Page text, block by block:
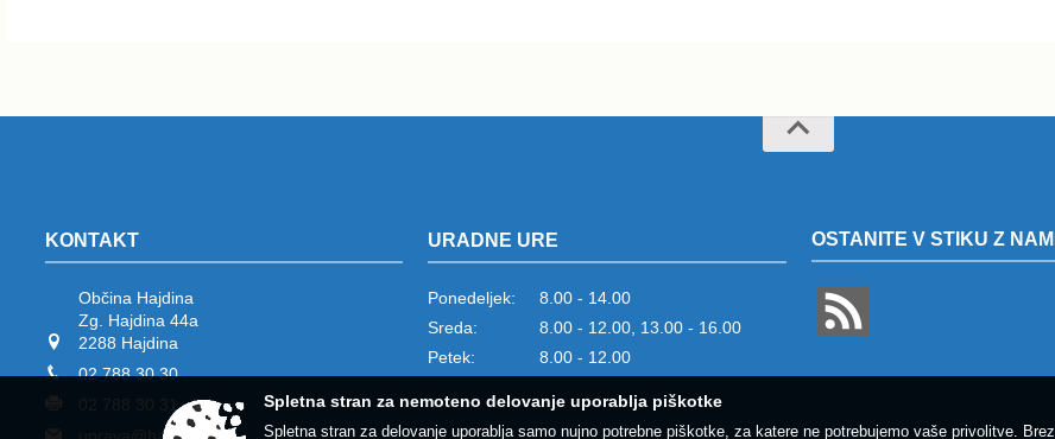
KONTAKT
Občina Hajdina
Zg. Hajdina 44a
2288 Hajdina
02 788 30 30
URADNE URE
Ponedeljek:
8.00 - 14.00
Sreda:
8.00 - 12.00, 13.00 - 16.00
Petek:
8.00 - 12.00
OSTANITE V STIKU Z NAMI
Spletna stran za nemoteno delovanje uporablja piškotke
Spletna stran za delovanje uporablja samo nujno potrebne piškotke, za katere ne potrebujemo vaše privolitve. Brez